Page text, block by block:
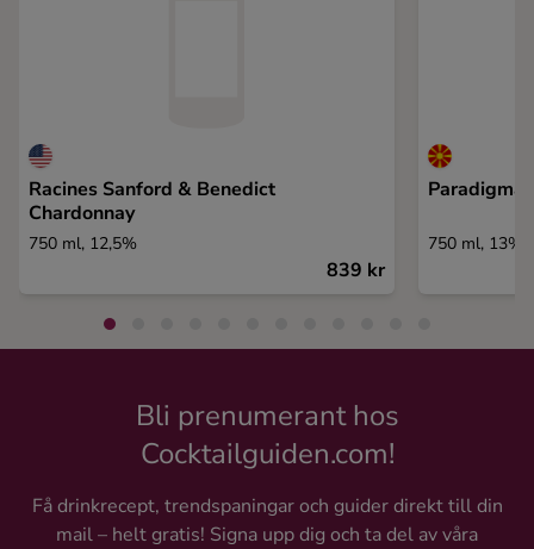
Racines Sanford & Benedict
Chardonnay
750 ml, 12,5%
839 kr
Paradigma
750 ml, 13%
Bli prenumerant hos
Cocktailguiden.com!
Få drinkrecept, trendspaningar och guider direkt till din
mail – helt gratis! Signa upp dig och ta del av våra